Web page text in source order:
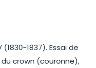
(1830-1837). Essai de
crown (couronne),